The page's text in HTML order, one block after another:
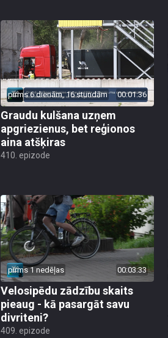
pirms 6 dienām, 16 stundām 00:01:36
Graudu kulšana uzņem
apgriezienus, bet reģionos
aina atšķiras
410. epizode
pirms 1 nedēļas 00:03:33
Velosipēdu zādzību skaits
pieaug - kā pasargāt savu
divriteni?
409. epizode